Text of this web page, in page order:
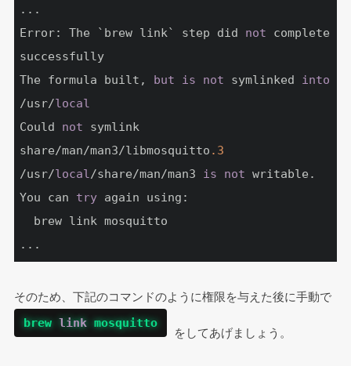
...
Error: The `brew link` step did not complete
successfully
The formula built, but is not symlinked into
/usr/local
Could not symlink
share/man/man3/libmosquitto .3
/usr/local/share/man/man3 is not writable.
You can try again using:
...
そのため、下記のコマンドのように権限を与えた後に手動で
brew link mosquitto
をしてあげましょう。